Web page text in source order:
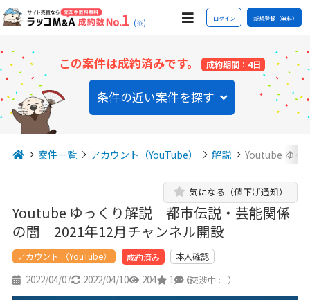
(※) ログイン 新規登録（無料）
この案件は成約済みです。 成約期間：4日
条件の近い案件を探す
案件一覧 アカウント（YouTube） 解説 Youtube ゆ
Youtube ゆっくり解説 都市伝説・芸能関係
の闇 2021年12月チャンネル開設
気になる（値下げ通知）
アカウント （YouTube） 成約済み 本人確認
2022/04/07 2022/04/10 204 1 6
（交渉中 : - ）